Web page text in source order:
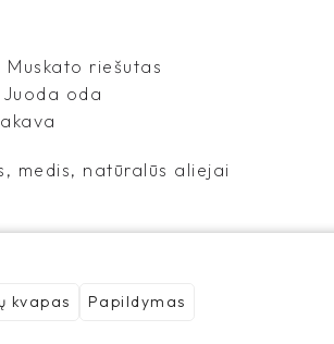
riešutas
oda
medis, natūralūs aliejai
kvapas Papildymas